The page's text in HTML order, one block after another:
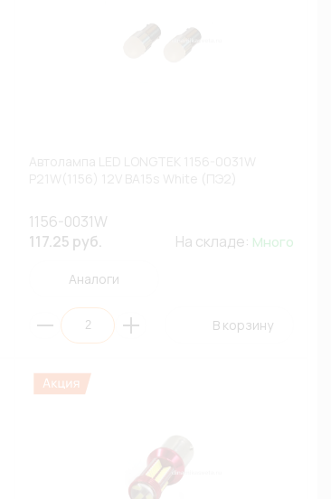
1156-0031W
117.25 руб.
На складе: Много
Аналоги
В корзину